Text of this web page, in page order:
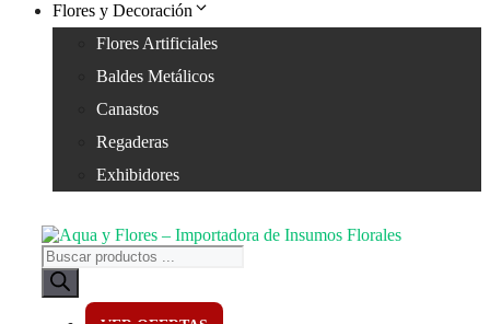
Flores y Decoración
Flores Artificiales
Baldes Metálicos
Canastos
Regaderas
Exhibidores
Búsqueda
de
productos